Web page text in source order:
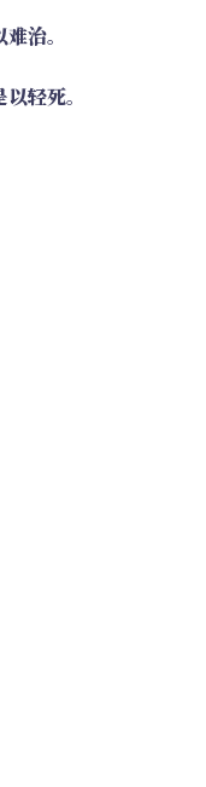
治。
轻死。